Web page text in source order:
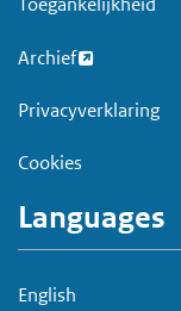
Archief
Privacyverklaring
Cookies
Languages
English